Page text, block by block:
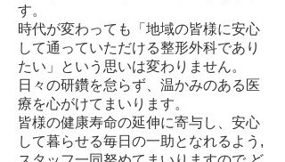
す。
時代が変わっても「地域の皆様に安心
して通っていただける整形外科であり
たい」という思いは変わりません。
日々の研鑽を怠らず、温かみのある医
療を心がけてまいります。
皆様の健康寿命の延伸に寄与し、安心
して暮らせる毎日の一助となれるよう,